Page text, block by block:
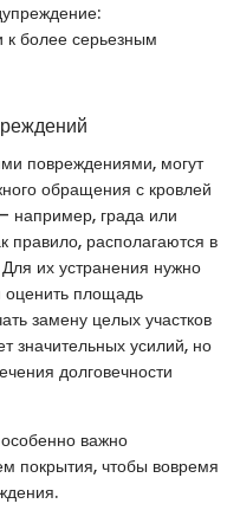
к более серьезным
повреждениями, могут
обращения с кровлей
например, града или
правило, располагаются в
их устранения нужно
оценить площадь
замену целых участков
значительных усилий, но
долговечности
важно
покрытия, чтобы вовремя